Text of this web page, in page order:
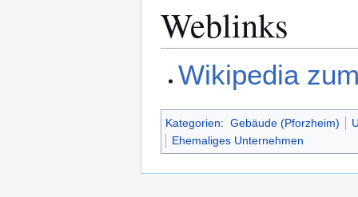
Weblinks
Wikipedia
Kategorien: Gebäude (Pforzheim)
Ehemaliges Unternehmen